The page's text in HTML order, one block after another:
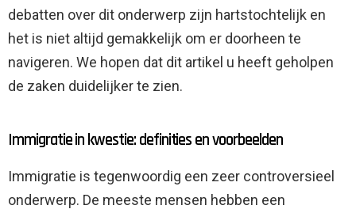
debatten over dit onderwerp zijn hartstochtelijk en
het is niet altijd gemakkelijk om er doorheen te
navigeren. We hopen dat dit artikel u heeft geholpen
de zaken duidelijker te zien.
Immigratie in kwestie: definities en voorbeelden
Immigratie is tegenwoordig een zeer controversieel
onderwerp. De meeste mensen hebben een